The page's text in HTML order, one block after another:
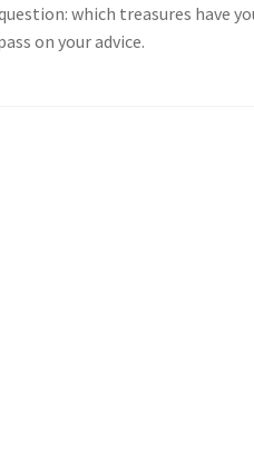
which treasures have
on your advice.